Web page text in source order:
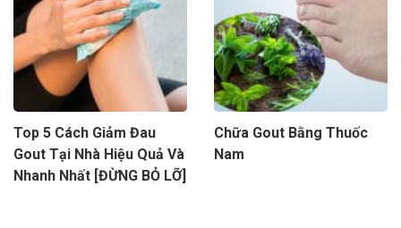
Top 5 Cách Giảm Đau
Gout Tại Nhà Hiệu Quả Và
Nhanh Nhất [ĐỪNG BỎ LỠ]
Chữa Gout Bằng Thuốc
Nam